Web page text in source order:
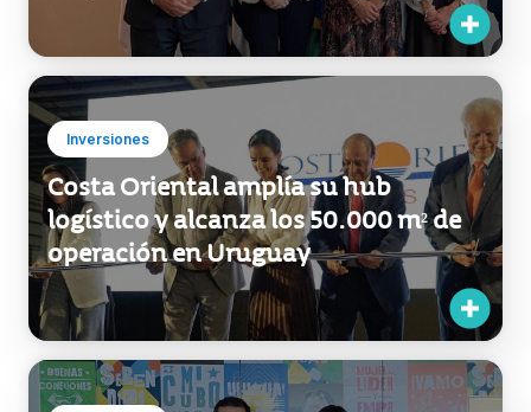
Inversiones
Costa Oriental amplía su hub
logístico y alcanza los 50.000 m² de
operación en Uruguay